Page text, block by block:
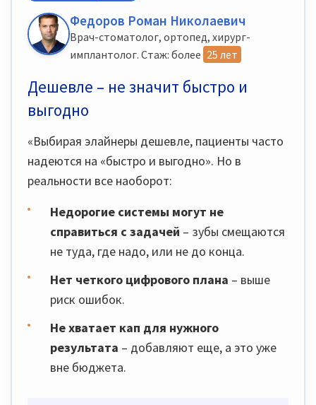
Федоров Роман Николаевич
Врач-стоматолог, ортопед, хирург-
имплантолог. Стаж: более 25 лет
Дешевле – не значит быстро и
выгодно
«Выбирая элайнеры дешевле, пациенты часто
надеются на «быстро и выгодно». Но в
реальности все наоборот:
Недорогие системы могут не
справиться с задачей – зубы смещаются
не туда, где надо, или не до конца.
Нет четкого цифрового плана – выше
риск ошибок.
Не хватает кап для нужного
результата – добавляют еще, а это уже
вне бюджета.